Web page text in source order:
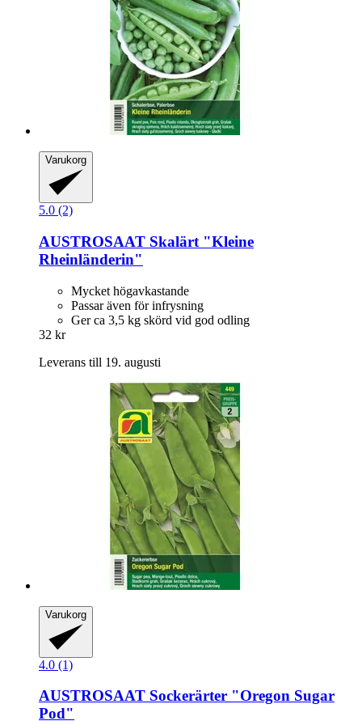
Varukorg
5.0 (2)
AUSTROSAAT Skalärt "Kleine
Rheinländerin"
Mycket högavkastande
Passar även för infrysning
Ger ca 3,5 kg skörd vid god odling
32 kr
Leverans till 19. augusti
Varukorg
4.0 (1)
AUSTROSAAT Sockerärter "Oregon Sugar
Pod"